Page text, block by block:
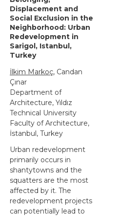
Displacement and
Social Exclusion in the
Neighborhood: Urban
Redevelopment in
Sarigol, Istanbul,
Turkey
İlkim Markoç, Candan
Çınar
Department of
Architecture, Yıldız
Technical University
Faculty of Architecture,
İstanbul, Turkey
Urban redevelopment
primarily occurs in
shantytowns and the
squatters are the most
affected by it. The
redevelopment projects
can potentially lead to